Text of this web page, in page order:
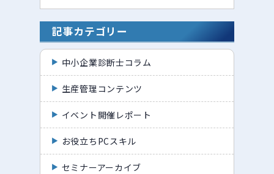
記事カテゴリー
中小企業診断士コラム
生産管理コンテンツ
イベント開催レポート
お役立ちPCスキル
セミナーアーカイブ